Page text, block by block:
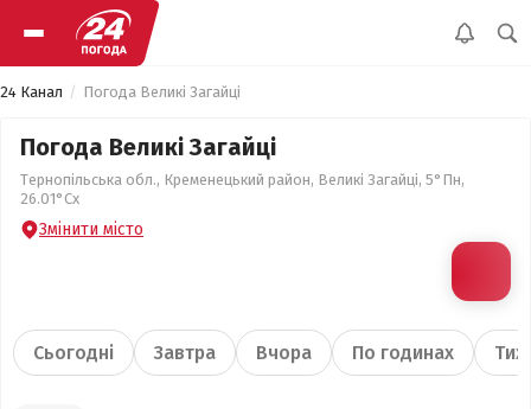
24 Канал Погода Великі Загайці
Погода Великі Загайці
Тернопільська обл., Кременецький район, Великі Загайці, 5°Пн,
26.01°Сх
Змінити місто
Сьогодні Завтра Вчора По годинах